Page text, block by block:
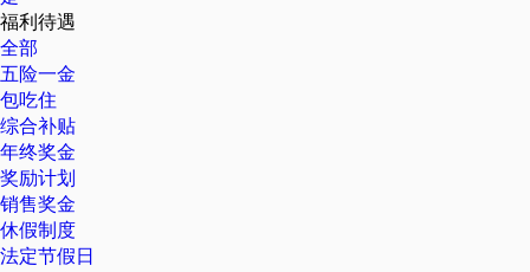
福利待遇
全部
五险一金
包吃住
综合补贴
年终奖金
奖励计划
销售奖金
休假制度
法定节假日